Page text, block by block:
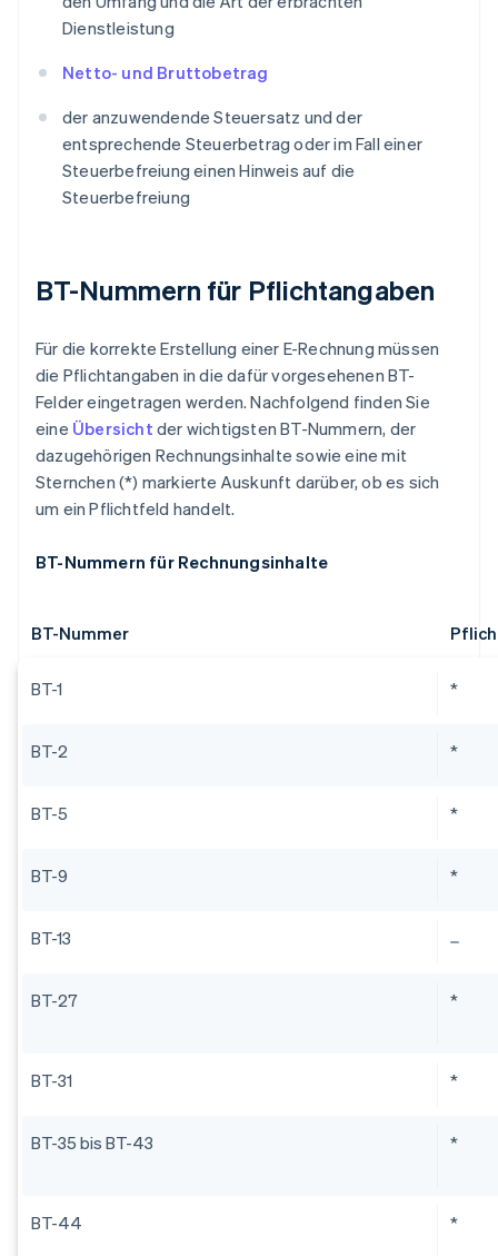
Dienstleistung
Netto- und Bruttobetrag
der anzuwendende Steuersatz und der
entsprechende Steuerbetrag oder im Fall einer
Steuerbefreiung einen Hinweis auf die
Steuerbefreiung
BT-Nummern für Pflichtangaben
Für die korrekte Erstellung einer E-Rechnung müssen
die Pflichtangaben in die dafür vorgesehenen BT-
Felder eingetragen werden. Nachfolgend finden Sie
eine Übersicht der wichtigsten BT-Nummern, der
dazugehörigen Rechnungsinhalte sowie eine mit
Sternchen (*) markierte Auskunft darüber, ob es sich
um ein Pflichtfeld handelt.
BT-Nummern für Rechnungsinhalte
BT-Nummer
BT-1 *
BT-2 *
BT-5 *
BT-9 *
BT-13
BT-27 *
BT-31 *
BT-35 bis BT-43 *
BT-44 *